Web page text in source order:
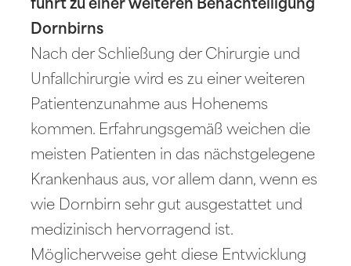
führt zu einer weiteren Benachteiligung
Dornbirns
Nach der Schließung der Chirurgie und
Unfallchirurgie wird es zu einer weiteren
Patientenzunahme aus Hohenems
kommen. Erfahrungsgemäß weichen die
meisten Patienten in das nächstgelegene
Krankenhaus aus, vor allem dann, wenn es
wie Dornbirn sehr gut ausgestattet und
medizinisch hervorragend ist.
Möglicherweise geht diese Entwicklung